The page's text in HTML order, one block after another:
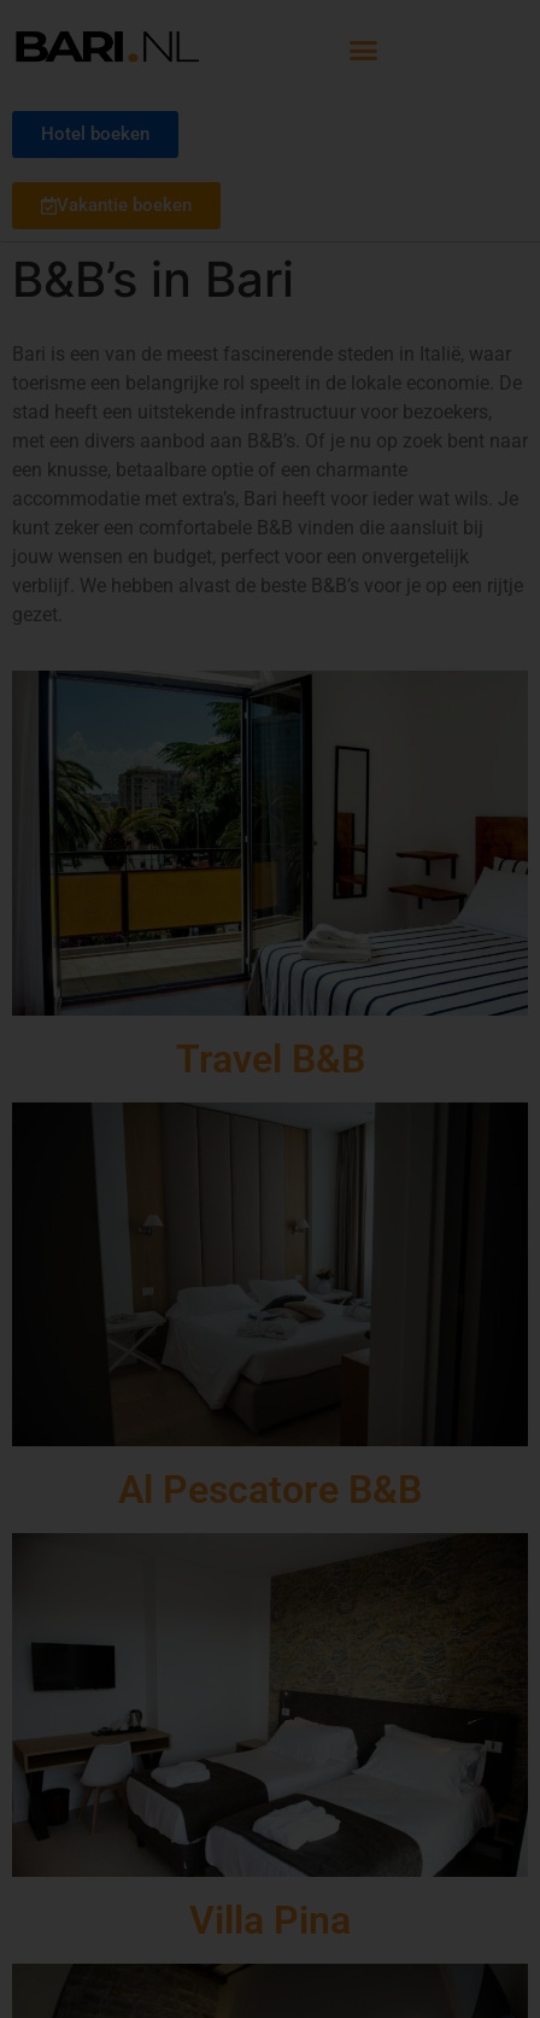
Hotel boeken
Vakantie boeken
B&B’s in Bari
Bari is een van de meest fascinerende steden in Italië, waar
toerisme een belangrijke rol speelt in de lokale economie. De
stad heeft een uitstekende infrastructuur voor bezoekers,
met een divers aanbod aan B&B’s. Of je nu op zoek bent naar
een knusse, betaalbare optie of een charmante
accommodatie met extra’s, Bari heeft voor ieder wat wils. Je
kunt zeker een comfortabele B&B vinden die aansluit bij
jouw wensen en budget, perfect voor een onvergetelijk
verblijf. We hebben alvast de beste B&B’s voor je op een rijtje
gezet.
Travel B&B
Al Pescatore B&B
Villa Pina